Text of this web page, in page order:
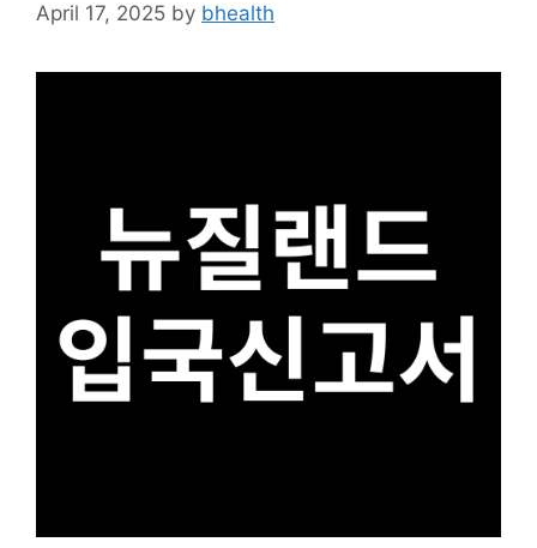
April 17, 2025 by bhealth